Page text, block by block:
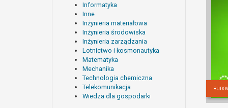
Informatyka
Inne
Inżynieria materiałowa
Inżynieria środowiska
Inżynieria zarządzania
Lotnictwo i kosmonautyka
Matematyka
Mechanika
Technologia chemiczna
Telekomunikacja
Wiedza dla gospodarki